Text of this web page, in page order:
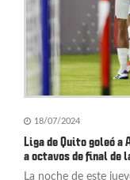
18/07/2024
Liga de Quito goleó
a octavos de final de
La noche de este